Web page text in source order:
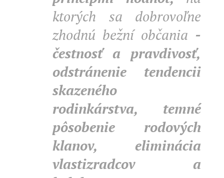
ktorých sa dobrovoľne
zhodnú bežní občania -
čestnosť a pravdivosť,
odstránenie tendencii
skazeného
rodinkárstva, temné
pôsobenie rodových
klanov, eliminácia
vlastizradcov a